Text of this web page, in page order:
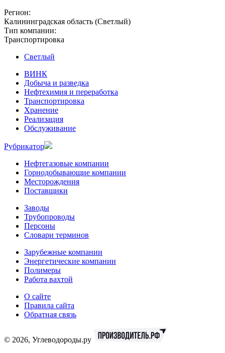
Регион:
Калининградская область (Светлый)
Тип компании:
Транспортировка
Светлый
ВИНК
Добыча и разведка
Нефтехимия и переработка
Транспортировка
Хранение
Реализация
Обслуживание
Рубрикатор
Нефтегазовые компании
Горнодобывающие компании
Месторождения
Поставщики
Заводы
Трубопроводы
Персоны
Словари терминов
Зарубежные компании
Энергетические компании
Полимеры
Работа вахтой
О сайте
Правила сайта
Обратная связь
© 2026, Углеводороды.ру